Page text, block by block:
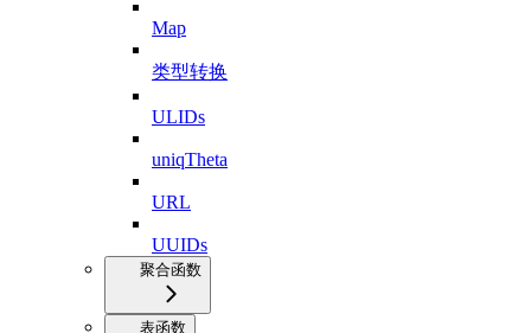
Map
类型转换
ULIDs
uniqTheta
URL
UUIDs
聚合函数
表函数